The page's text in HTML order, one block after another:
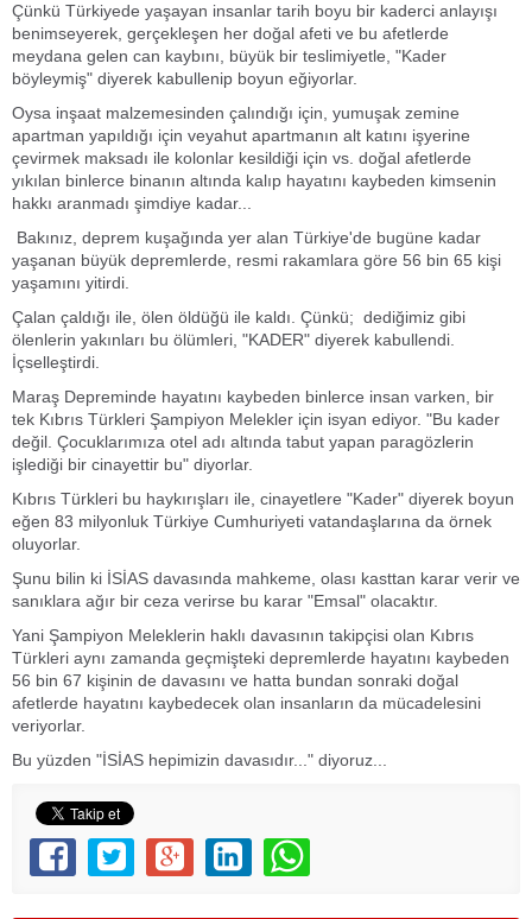
Çünkü Türkiyede yaşayan insanlar tarih boyu bir kaderci anlayışı
benimseyerek, gerçekleşen her doğal afeti ve bu afetlerde
meydana gelen can kaybını, büyük bir teslimiyetle, "Kader
böyleymiş" diyerek kabullenip boyun eğiyorlar.
Oysa inşaat malzemesinden çalındığı için, yumuşak zemine
apartman yapıldığı için veyahut apartmanın alt katını işyerine
çevirmek maksadı ile kolonlar kesildiği için vs. doğal afetlerde
yıkılan binlerce binanın altında kalıp hayatını kaybeden kimsenin
hakkı aranmadı şimdiye kadar...
Bakınız, deprem kuşağında yer alan Türkiye'de bugüne kadar
yaşanan büyük depremlerde, resmi rakamlara göre 56 bin 65 kişi
yaşamını yitirdi.
Çalan çaldığı ile, ölen öldüğü ile kaldı. Çünkü; dediğimiz gibi
ölenlerin yakınları bu ölümleri, "KADER" diyerek kabullendi.
İçselleştirdi.
Maraş Depreminde hayatını kaybeden binlerce insan varken, bir
tek Kıbrıs Türkleri Şampiyon Melekler için isyan ediyor. "Bu kader
değil. Çocuklarımıza otel adı altında tabut yapan paragözlerin
işlediği bir cinayettir bu" diyorlar.
Kıbrıs Türkleri bu haykırışları ile, cinayetlere "Kader" diyerek boyun
eğen 83 milyonluk Türkiye Cumhuriyeti vatandaşlarına da örnek
oluyorlar.
Şunu bilin ki İSİAS davasında mahkeme, olası kasttan karar verir ve
sanıklara ağır bir ceza verirse bu karar "Emsal" olacaktır.
Yani Şampiyon Meleklerin haklı davasının takipçisi olan Kıbrıs
Türkleri aynı zamanda geçmişteki depremlerde hayatını kaybeden
56 bin 67 kişinin de davasını ve hatta bundan sonraki doğal
afetlerde hayatını kaybedecek olan insanların da mücadelesini
veriyorlar.
Bu yüzden "İSİAS hepimizin davasıdır..." diyoruz...